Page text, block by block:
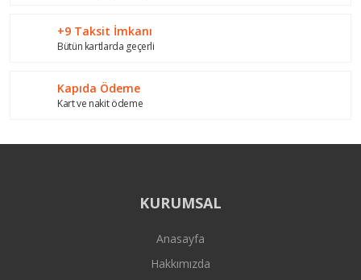
+9 Taksit İmkanı
Bütün kartlarda geçerli
Kapıda Ödeme
Kart ve nakit ödeme
KURUMSAL
Anasayfa
Hakkımızda